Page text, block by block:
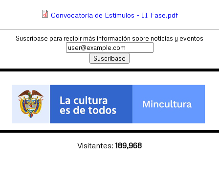
Convocatoria de Estímulos - II Fase.pdf
Suscríbase para recibir más información sobre noticias y eventos
Visitantes: 189,968